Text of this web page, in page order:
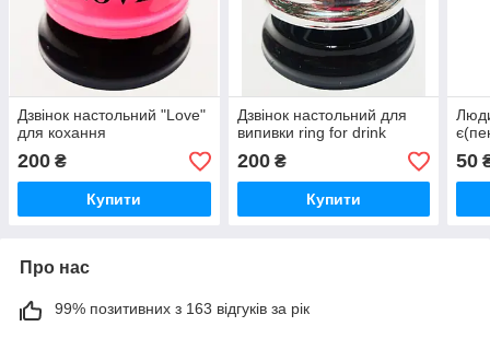
Дзвінок настольний "Love"
для кохання
200 ₴
Купити
Дзвінок настольний для
випивки ring for drink
200₴
Купити
50
Про нас
99% позитивних з 163 відгуків за рік